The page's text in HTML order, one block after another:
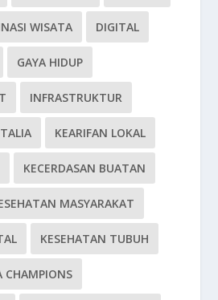
WISATA DIGITAL
GAYA HIDUP
INFRASTRUKTUR
KEARIFAN LOKAL
KECERDASAN BUATAN
MASYARAKAT
KESEHATAN TUBUH
CHAMPIONS